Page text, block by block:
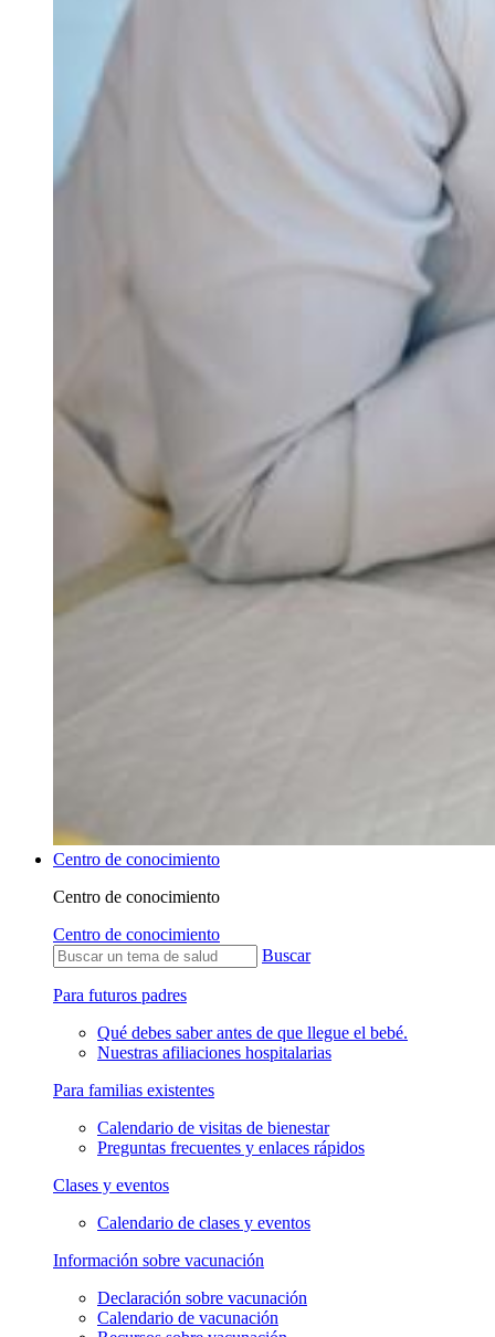
Centro de conocimiento
Centro de conocimiento
Centro de conocimiento
Buscar
Para futuros padres
Qué debes saber antes de que llegue el bebé.
Nuestras afiliaciones hospitalarias
Para familias existentes
Calendario de visitas de bienestar
Preguntas frecuentes y enlaces rápidos
Clases y eventos
Calendario de clases y eventos
Información sobre vacunación
Declaración sobre vacunación
Calendario de vacunación